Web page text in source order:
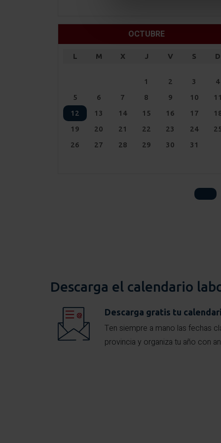
OCTUBRE
L M X J V S D
1 2 3
4
5
6 7 8 9 10
11
12
13 14 15 16 17
19
20 21 22 23 24
26
27 28 29 30 31
Descarga el calendario
Descarga gratis tu
Ten siempre a mano las fechas
provincia y organiza tu año con